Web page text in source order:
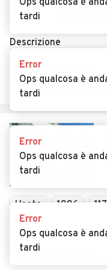
Usato
Descrizione
MINARDI ANDREA
Castel Guelfo di
Usato 1996
Descrizione
Ops qualcosa è
tardi
Error
Ops qualcosa è
tardi
Error
Ops qualcosa è
tardi
Error
Ops qualcosa è
tardi